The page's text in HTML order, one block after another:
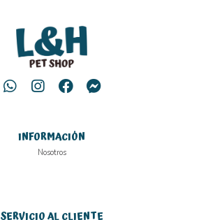
INFORMACIÓN
Nosotros
SERVICIO AL CLIENTE